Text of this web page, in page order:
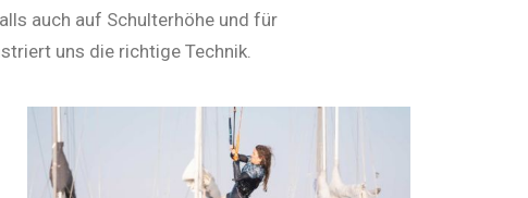
auch auf Schulterhöhe und für
uns die richtige Technik.